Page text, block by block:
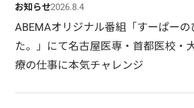
お知らせ2026.8.4
ABEMAオリジナル番組「すーぱー
た。」にて名古屋医専・首都医校・
療の仕事に本気チャレンジ